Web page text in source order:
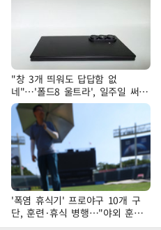
"창 3개 띄워도 답답함 없
네"…'폴드8 울트라', 일주일 써보
니
'폭염 휴식기' 프로야구 10개 구
단, 훈련·휴식 병행…"야외 훈련
해도 안전 최우선"